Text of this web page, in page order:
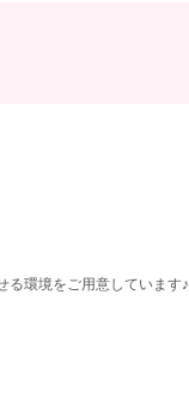
る環境をご用意しています♪